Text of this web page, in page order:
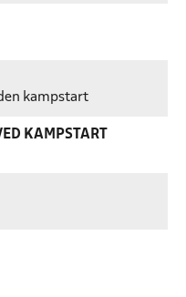
kampstart
KAMPSTART